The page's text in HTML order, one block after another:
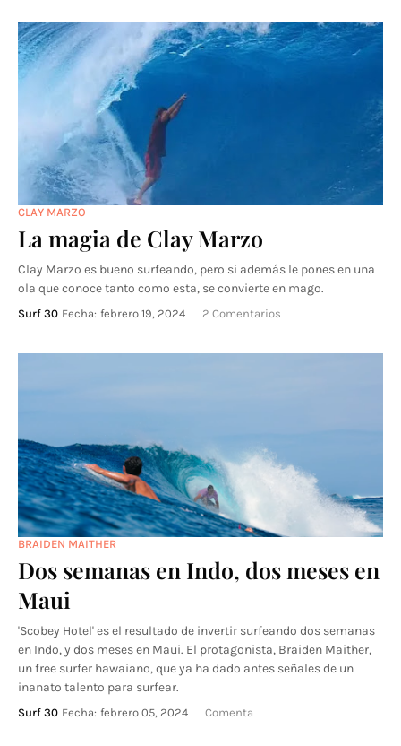
CLAY MARZO
La magia de Clay Marzo
Clay Marzo es bueno surfeando, pero si además le pones en una
ola que conoce tanto como esta, se convierte en mago.
Surf 30 Fecha: febrero 19, 2024 2 Comentarios
BRAIDEN MAITHER
Dos semanas en Indo, dos meses en
Maui
'Scobey Hotel' es el resultado de invertir surfeando dos semanas
en Indo, y dos meses en Maui. El protagonista, Braiden Maither,
un free surfer hawaiano, que ya ha dado antes señales de un
inanato talento para surfear.
Surf 30 Fecha: febrero 05, 2024 Comenta